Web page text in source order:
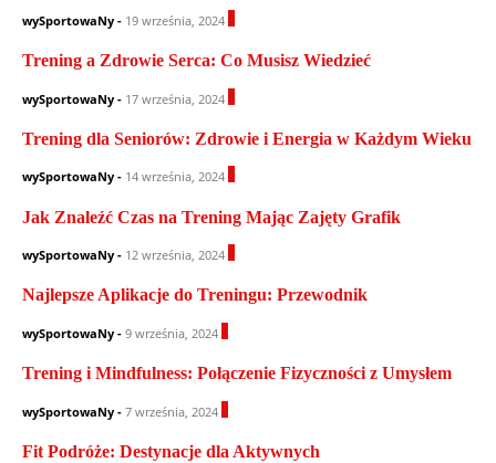
wySportowaNy - 19 września, 2024
Trening a Zdrowie Serca: Co Musisz Wiedzieć
wySportowaNy - 17 września, 2024
Trening dla Seniorów: Zdrowie i Energia w Każdym Wieku
wySportowaNy - 14 września, 2024
Jak Znaleźć Czas na Trening Mając Zajęty Grafik
wySportowaNy - 12 września, 2024
Najlepsze Aplikacje do Treningu: Przewodnik
wySportowaNy - 9 września, 2024
Trening i Mindfulness: Połączenie Fizyczności z Umysłem
wySportowaNy - 7 września, 2024
Fit Podróże: Destynacje dla Aktywnych